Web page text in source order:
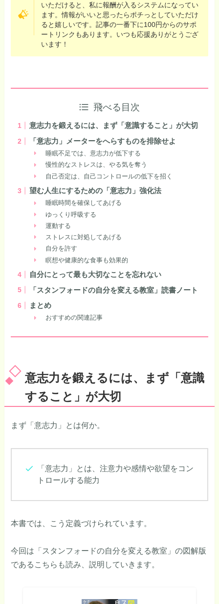
いただけると、私に報酬が入るシステムになってい
ます。情報がいいと思ったらポチっとしていただけ
ると嬉しいです。記事の一番下に100円からのサポ
ートリンクもあります。いつも応援ありがとうござ
います！
飛べる目次
意志力を鍛えるには、まず「意識すること」が大切
「意志力」メーターをへらすものを排除せよ
睡眠不足では、意志力が低下する
慢性的なストレスは、やる気を奪う
自己否定は、自己コントロールの低下を招く
望む人生にするための「意志力」強化法
睡眠時間を確保してあげる
ゆっくり呼吸する
運動する
ストレスに対処してあげる
自分を許す
瞑想や健康的な食事も効果的
自分にとって最も大切なことを忘れない
「スタンフォードの自分を変える教室」読書ノート
まとめ
おすすめの関連記事
意志力を鍛えるには、まず「意識
すること」が大切
まず「意志力」とは何か。
「意志力」とは、注意力や感情や欲望をコン
トロールする能力
本書では、こう定義づけられています。
今回は「スタンフォードの自分を変える教室」の図解版
であるこちらも読み、説明していきます。